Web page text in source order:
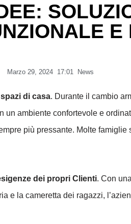
E
Marzo 29, 2024 17:01 News
di casa. Durante il cambio
un ambiente confortevole e
più pressante. Molte
dei propri Clienti. Con
e la cameretta dei ragazzi,